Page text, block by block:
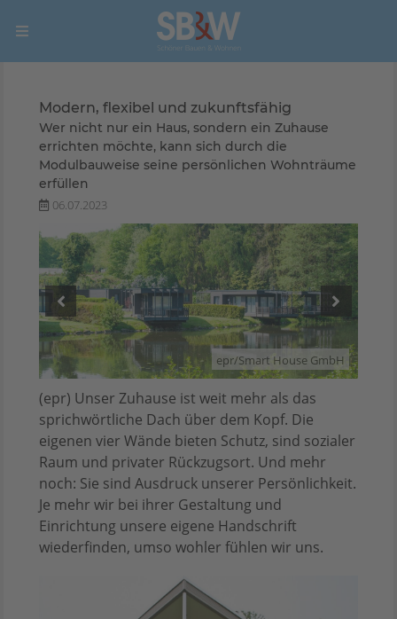
Modern, flexibel und zukunftsfähig
Wer nicht nur ein Haus, sondern ein Zuhause
errichten möchte, kann sich durch die
Modulbauweise seine persönlichen Wohnträume
erfüllen
06.07.2023
epr/Smart House GmbH
(epr) Unser Zuhause ist weit mehr als das
sprichwörtliche Dach über dem Kopf. Die
eigenen vier Wände bieten Schutz, sind sozialer
Raum und privater Rückzugsort. Und mehr
noch: Sie sind Ausdruck unserer Persönlichkeit.
Je mehr wir bei ihrer Gestaltung und
Einrichtung unsere eigene Handschrift
wiederfinden, umso wohler fühlen wir uns.